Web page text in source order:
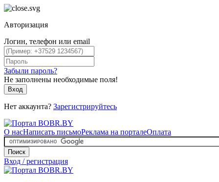
Авторизация
Логин, телефон или email
Забыли пароль?
Не заполнены необходимые поля!
Вход
Нет аккаунта? Зарегистрируйтесь
О насНаписать письмоРеклама на порталеОплата
Поиск
Вход / регистрация